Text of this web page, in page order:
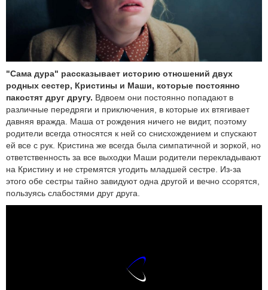
"Сама дура" рассказывает историю отношений двух
родных сестер, Кристины и Маши, которые постоянно
пакостят друг другу. Вдвоем они постоянно попадают в
различные передряги и приключения, в которые их втягивает
давняя вражда. Маша от рождения ничего не видит, поэтому
родители всегда относятся к ней со снисхождением и спускают
ей все с рук. Кристина же всегда была симпатичной и зоркой, но
ответственность за все выходки Маши родители перекладывают
на Кристину и не стремятся угодить младшей сестре. Из-за
этого обе сестры тайно завидуют одна другой и вечно ссорятся,
пользуясь слабостями друг друга.